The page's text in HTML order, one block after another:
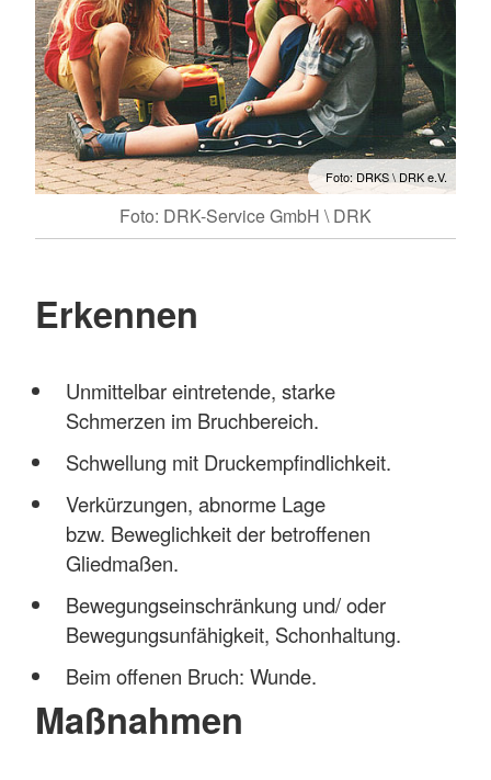
Foto: DRKS \ DRK e.V.
Foto: DRK-Service GmbH \ DRK
Erkennen
Unmittelbar eintretende, starke
Schmerzen im Bruchbereich.
Schwellung mit Druckempfindlichkeit.
Verkürzungen, abnorme Lage
bzw. Beweglichkeit der betroffenen
Gliedmaßen.
Bewegungseinschränkung und/ oder
Bewegungsunfähigkeit, Schonhaltung.
Beim offenen Bruch: Wunde.
Maßnahmen